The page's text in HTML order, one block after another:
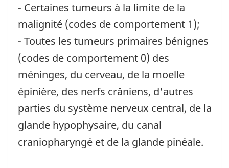
- Certaines tumeurs à la limite de la
malignité (codes de comportement 1);
- Toutes les tumeurs primaires bénignes
(codes de comportement 0) des
méninges, du cerveau, de la moelle
épinière, des nerfs crâniens, d'autres
parties du système nerveux central, de la
glande hypophysaire, du canal
craniopharyngé et de la glande pinéale.